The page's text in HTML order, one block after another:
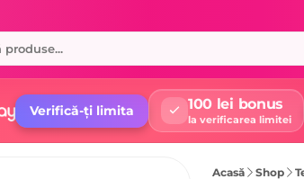
Verifică-ți limita 100 lei bonus
la verificarea limitei
Acasă Shop